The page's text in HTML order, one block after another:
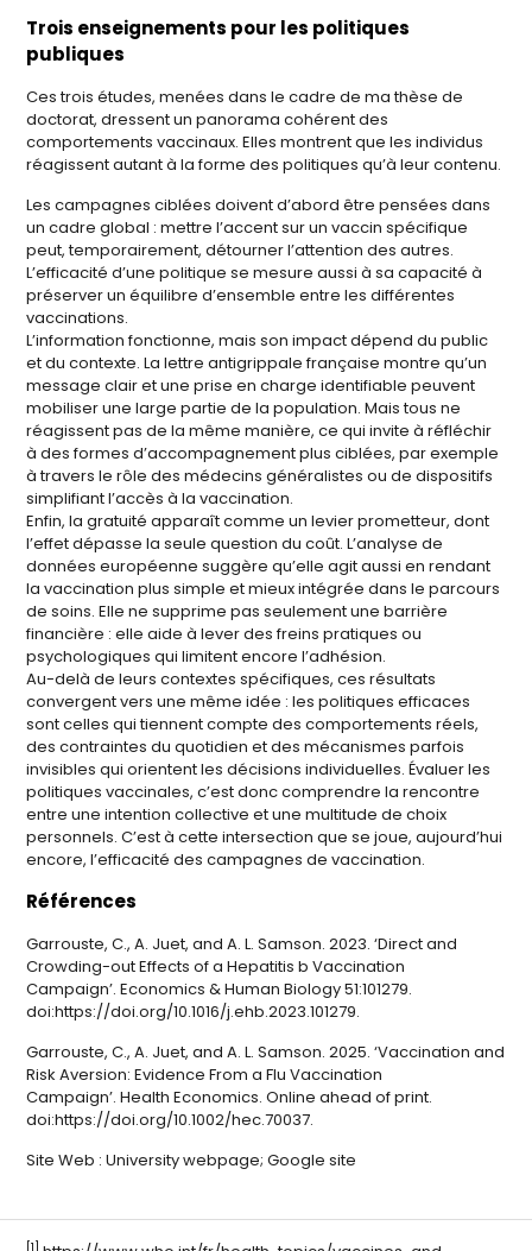
Trois enseignements pour les politiques
publiques
Ces trois études, menées dans le cadre de ma thèse de
doctorat, dressent un panorama cohérent des
comportements vaccinaux. Elles montrent que les individus
réagissent autant à la forme des politiques qu’à leur contenu.
Les campagnes ciblées doivent d’abord être pensées dans
un cadre global : mettre l’accent sur un vaccin spécifique
peut, temporairement, détourner l’attention des autres.
L’efficacité d’une politique se mesure aussi à sa capacité à
préserver un équilibre d’ensemble entre les différentes
vaccinations.
L’information fonctionne, mais son impact dépend du public
et du contexte. La lettre antigrippale française montre qu’un
message clair et une prise en charge identifiable peuvent
mobiliser une large partie de la population. Mais tous ne
réagissent pas de la même manière, ce qui invite à réfléchir
à des formes d’accompagnement plus ciblées, par exemple
à travers le rôle des médecins généralistes ou de dispositifs
simplifiant l’accès à la vaccination.
Enfin, la gratuité apparaît comme un levier prometteur, dont
l’effet dépasse la seule question du coût. L’analyse de
données européenne suggère qu’elle agit aussi en rendant
la vaccination plus simple et mieux intégrée dans le parcours
de soins. Elle ne supprime pas seulement une barrière
financière : elle aide à lever des freins pratiques ou
psychologiques qui limitent encore l’adhésion.
Au-delà de leurs contextes spécifiques, ces résultats
convergent vers une même idée : les politiques efficaces
sont celles qui tiennent compte des comportements réels,
des contraintes du quotidien et des mécanismes parfois
invisibles qui orientent les décisions individuelles. Évaluer les
politiques vaccinales, c’est donc comprendre la rencontre
entre une intention collective et une multitude de choix
personnels. C’est à cette intersection que se joue, aujourd’hui
encore, l’efficacité des campagnes de vaccination.
Références
Garrouste, C., A. Juet, and A. L. Samson. 2023. ‘Direct and
Crowding-out Effects of a Hepatitis b Vaccination
Campaign’.Economics & Human Biology51:101279.
doi:https://doi.org/10.1016/j.ehb.2023.101279.
Garrouste, C., A. Juet, and A. L. Samson. 2025. ‘Vaccination and
Risk Aversion: Evidence From a Flu Vaccination
Campaign’.Health Economics. Online ahead of print.
doi:https://doi.org/10.1002/hec.70037.
Site Web :University webpage;Google site
[1]